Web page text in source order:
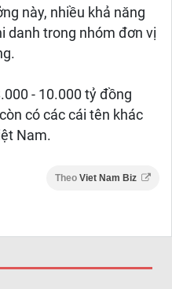
này, nhiều khả năng
danh trong nhóm đơn vị
- 10.000 tỷ đồng
có các cái tên khác
Nam.
Theo Viet Nam Biz